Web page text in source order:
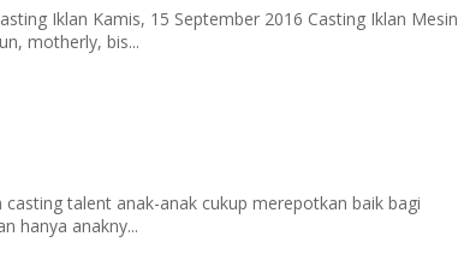
Iklan Kamis, 15 September 2016 Casting Iklan Mesin
motherly, bis...
talent anak-anak cukup merepotkan baik bagi
hanya anakny...